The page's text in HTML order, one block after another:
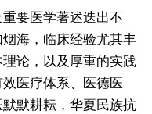
要医学著述迭出不
海，临床经验尤其丰
论，以及厚重的实践
医疗体系、医德医
默耕耘，华夏民族抗